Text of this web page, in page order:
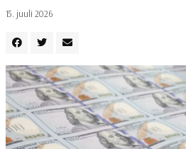
15. juuli 2026